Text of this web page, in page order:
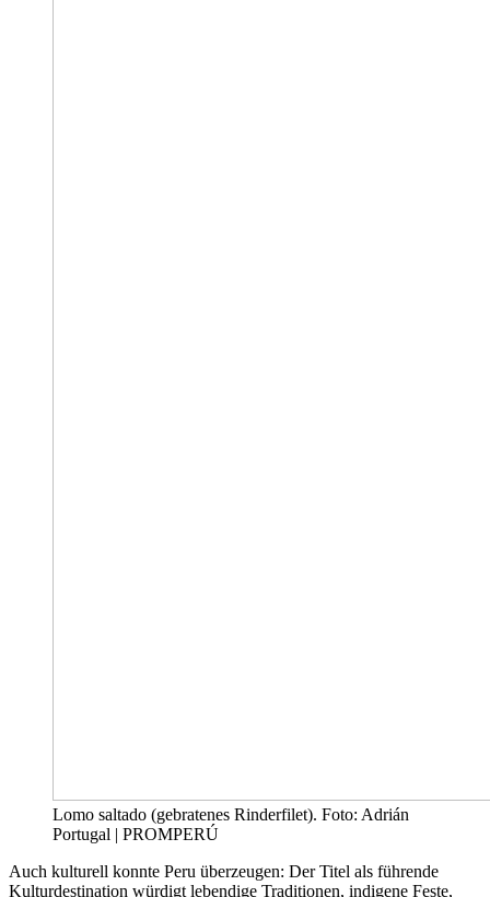
Lomo saltado (gebratenes Rinderfilet). Foto: Adrián
Portugal | PROMPERÚ
Auch kulturell konnte Peru überzeugen: Der Titel als führende
Kulturdestination würdigt lebendige Traditionen, indigene Feste,